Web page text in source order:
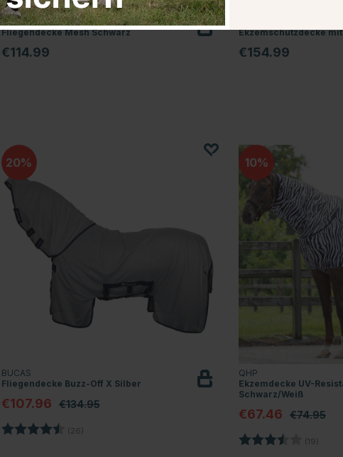
KENTUCKY HORSEWEAR
Fliegendecke Mesh Schwarz
€114.99
Ekzemschutzdecke
€154.99
20
BUCAS
Fliegendecke Buzz-Off X Silber
€107.96 €134.95
Bewertung: (26)
10
QHP
Ekzemdecke UV-
Schwarz/Weiß
€67.46 €74.95
Bewertung: (19)